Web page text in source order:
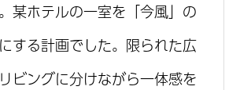
某ホテルの一室を「今風」の
する計画でした。限られた広
ビングに分けながら一体感を